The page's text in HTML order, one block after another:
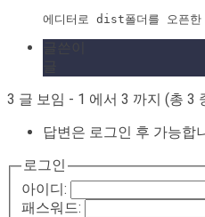
에디터로 dist폴더를 오픈
3 글 보임 - 1 에서 3 까지 (총 3
답변은 로그인 후 가능합
로그인
아이디:
패스워드: